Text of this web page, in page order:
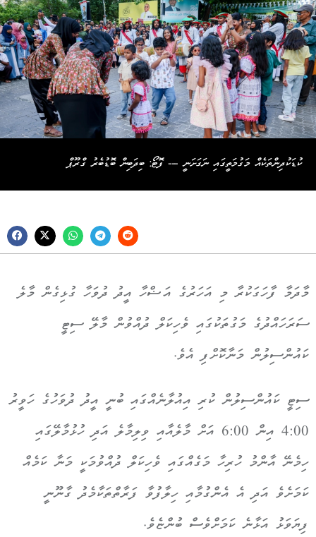
ކުޑަކުދިންތަކެއް މަގުމަތީގައި ނަގަށަނީ --- ފޮޓޯ: ބިދަބިން ބޮޑުބެރު ގްރޫޕް
މާދަމާ ފާހަގަކުރާ މި އަހަރުގެ އަޟްހާ އީދު ދުވަހާ ގުޅިގެން މާލެ
ސަރަހައްދުގެ މަގުތަކުގައި ވެހިކަލް ދުއްވުން މާލޭ ސިޓީ
ކައުންސިލުން މަނާކޮށްފި އެވެ.
ސިޓީ ކައުންސިލުން ކުރި އިއުލާނެއްގައި ބުނީ އީދު ދުވަހުގެ ހަވީރު
4:00 އިން 6:00 އަށް މާލެއާއި ވިލިމާލެ އަދި ހުޅުމާލޭގައި
ހިމެނޭ އާންމު ހުރިހާ މަގެއްގައި ވެހިކަލް ދުއްވުމަކީ މަނާ ކަމެއް
ކަމަށެވެ އަދި އެ އެންގުމާއި ހިލާފުވާ ފަރާތްތަކާމެދު ގާނޫނީ
ފިޔަވަޅު އަޅާނެ ކަމަށްވެސް ބުންޏެވެ.